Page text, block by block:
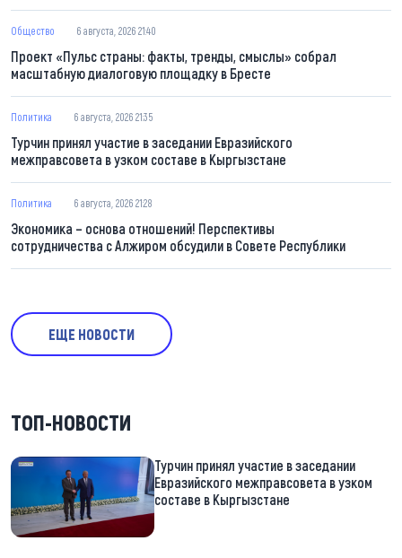
Общество 6 августа, 2026 21:40
Проект «Пульс страны: факты, тренды, смыслы» собрал
масштабную диалоговую площадку в Бресте
Политика 6 августа, 2026 21:35
Турчин принял участие в заседании Евразийского
межправсовета в узком составе в Кыргызстане
Политика 6 августа, 2026 21:28
Экономика – основа отношений! Перспективы
сотрудничества с Алжиром обсудили в Совете Республики
ЕЩЕ НОВОСТИ
ТОП-НОВОСТИ
Турчин принял участие в заседании
Евразийского межправсовета в узком
составе в Кыргызстане